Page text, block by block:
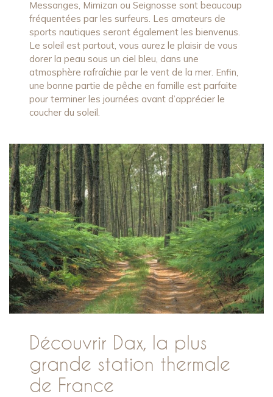
Messanges, Mimizan ou Seignosse sont beaucoup
fréquentées par les surfeurs. Les amateurs de
sports nautiques seront également les bienvenus.
Le soleil est partout, vous aurez le plaisir de vous
dorer la peau sous un ciel bleu, dans une
atmosphère rafraîchie par le vent de la mer. Enfin,
une bonne partie de pêche en famille est parfaite
pour terminer les journées avant d’apprécier le
coucher du soleil.
Découvrir Dax, la plus
grande station thermale
de France